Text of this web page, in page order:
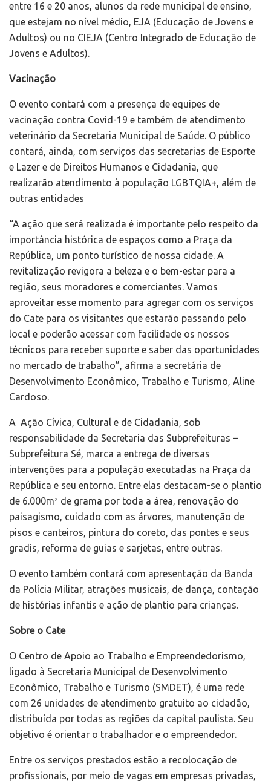
entre 16 e 20 anos, alunos da rede municipal de ensino,
que estejam no nível médio, EJA (Educação de Jovens e
Adultos) ou no CIEJA (Centro Integrado de Educação de
Jovens e Adultos).
Vacinação
O evento contará com a presença de equipes de
vacinação contra Covid-19 e também de atendimento
veterinário da Secretaria Municipal de Saúde. O público
contará, ainda, com serviços das secretarias de Esporte
e Lazer e de Direitos Humanos e Cidadania, que
realizarão atendimento à população LGBTQIA+, além de
outras entidades
“A ação que será realizada é importante pelo respeito da
importância histórica de espaços como a Praça da
República, um ponto turístico de nossa cidade. A
revitalização revigora a beleza e o bem-estar para a
região, seus moradores e comerciantes. Vamos
aproveitar esse momento para agregar com os serviços
do Cate para os visitantes que estarão passando pelo
local e poderão acessar com facilidade os nossos
técnicos para receber suporte e saber das oportunidades
no mercado de trabalho”, afirma a secretária de
Desenvolvimento Econômico, Trabalho e Turismo, Aline
Cardoso.
A Ação Cívica, Cultural e de Cidadania, sob
responsabilidade da Secretaria das Subprefeituras –
Subprefeitura Sé, marca a entrega de diversas
intervenções para a população executadas na Praça da
República e seu entorno. Entre elas destacam-se o plantio
de 6.000m² de grama por toda a área, renovação do
paisagismo, cuidado com as árvores, manutenção de
pisos e canteiros, pintura do coreto, das pontes e seus
gradis, reforma de guias e sarjetas, entre outras.
O evento também contará com apresentação da Banda
da Polícia Militar, atrações musicais, de dança, contação
de histórias infantis e ação de plantio para crianças.
Sobre o Cate
O Centro de Apoio ao Trabalho e Empreendedorismo,
ligado à Secretaria Municipal de Desenvolvimento
Econômico, Trabalho e Turismo (SMDET), é uma rede
com 26 unidades de atendimento gratuito ao cidadão,
distribuída por todas as regiões da capital paulista. Seu
objetivo é orientar o trabalhador e o empreendedor.
Entre os serviços prestados estão a recolocação de
profissionais, por meio de vagas em empresas privadas,